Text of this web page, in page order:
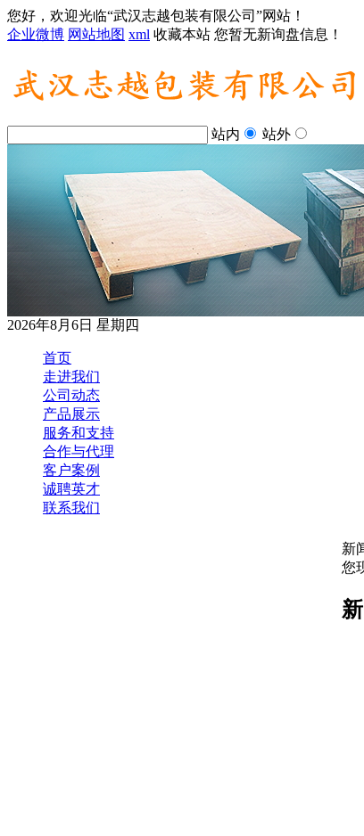
您好，欢迎光临“武汉志越包装有限公司”网站！
企业微博 网站地图 xml 收藏本站 您暂无新询盘信息！
站内 站外
2026年8月6日 星期四
首页
走进我们
公司动态
产品展示
服务和支持
合作与代理
客户案例
诚聘英才
联系我们
新
您